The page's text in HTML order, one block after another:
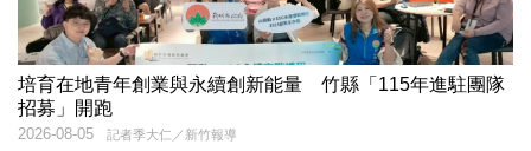
培育在地青年創業與永續創新能量 竹縣「115年進駐團隊
招募」開跑
記者季大仁／新竹報導
2026-08-05